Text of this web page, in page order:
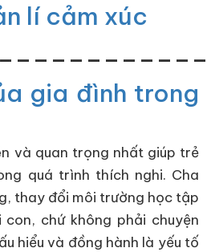
lí cảm xúc
gia đình trong
và quan trọng nhất giúp trẻ
quá trình thích nghi. Cha
thay đổi môi trường học tập
chứ không phải chuyện
hiểu và đồng hành là yếu tố